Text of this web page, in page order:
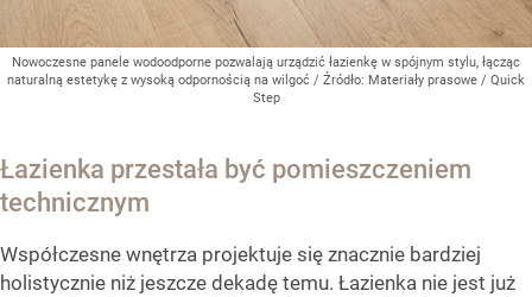
Nowoczesne panele wodoodporne pozwalają urządzić łazienkę w spójnym stylu, łącząc
naturalną estetykę z wysoką odpornością na wilgoć / Źródło: Materiały prasowe / Quick
Step
Łazienka przestała być pomieszczeniem
technicznym
Współczesne wnętrza projektuje się znacznie bardziej
holistycznie niż jeszcze dekadę temu. Łazienka nie jest już